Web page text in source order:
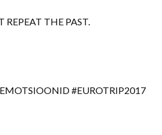
REPEAT THE PAST.
EMOTSIOONID #EUROTRIP2017